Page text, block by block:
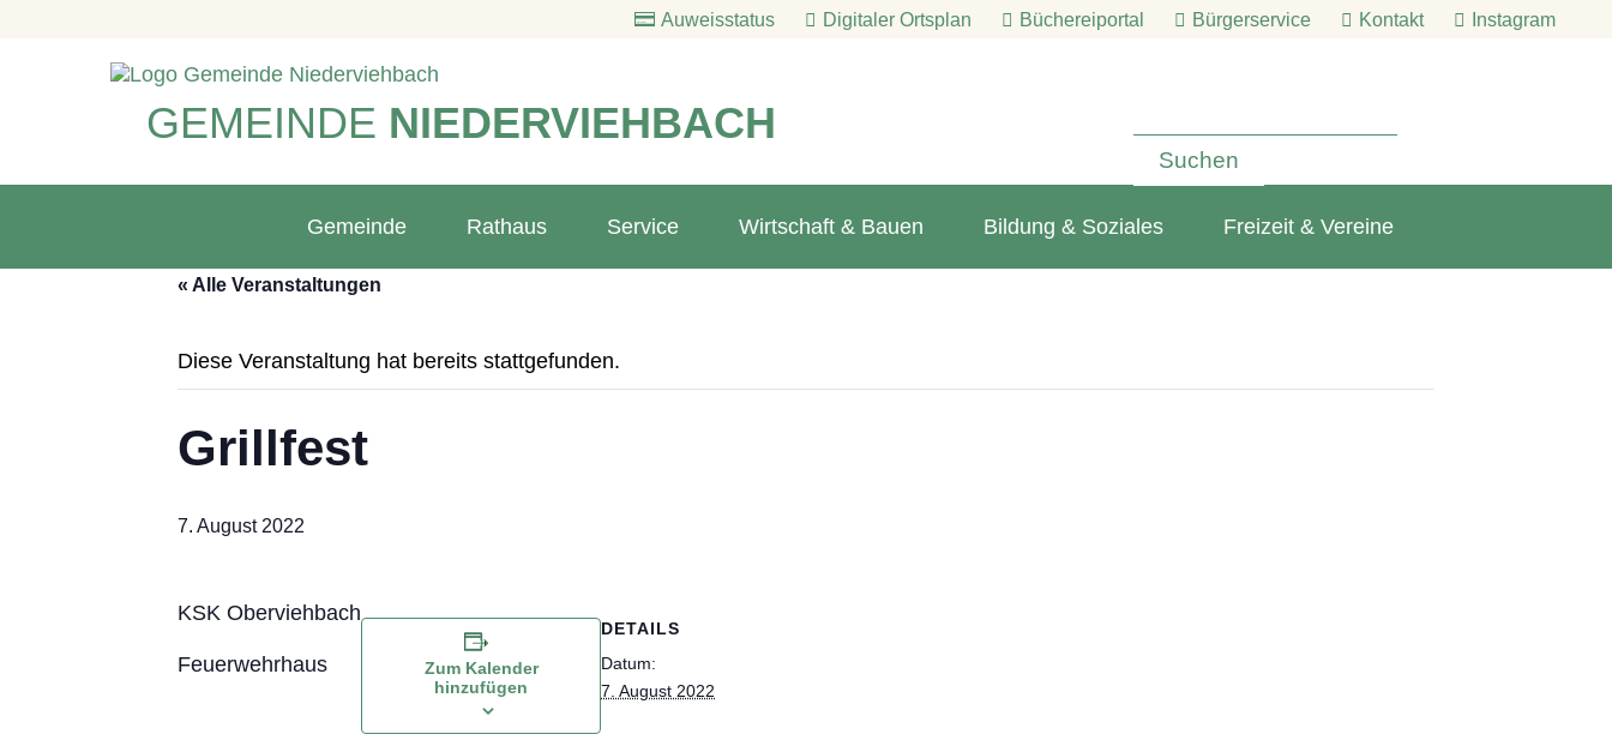
Auweisstatus Digitaler Ortsplan Büchereiportal Bürgerservice Kontakt Instagram
GEMEINDE NIEDERVIEHBACH
Gemeinde Rathaus Service Wirtschaft & Bauen Bildung & Soziales Freizeit & Vereine
« Alle Veranstaltungen
Diese Veranstaltung hat bereits stattgefunden.
Grillfest
7. August 2022
KSK Oberviehbach
Feuerwehrhaus
Zum Kalender
hinzufügen
DETAILS
Datum:
7. August 2022